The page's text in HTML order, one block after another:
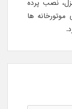
نصب پرده
موتورخانه ها